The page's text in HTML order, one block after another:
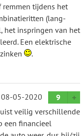
tijdens het
(lang-
het inspringen van het
Een elektrische
.
08-05-2020
9
veilig verschillende
een financieel